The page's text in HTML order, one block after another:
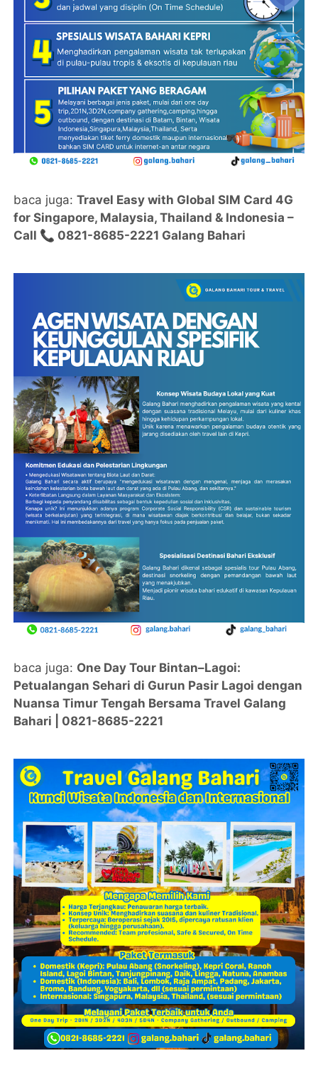
baca juga:Travel Easy with Global SIM Card 4G
for Singapore, Malaysia, Thailand & Indonesia –
Call 📞 0821-8685-2221 Galang Bahari
baca juga: One Day Tour Bintan–Lagoi:
Petualangan Sehari di Gurun Pasir Lagoi dengan
Nuansa Timur Tengah Bersama Travel Galang
Bahari | 0821-8685-2221